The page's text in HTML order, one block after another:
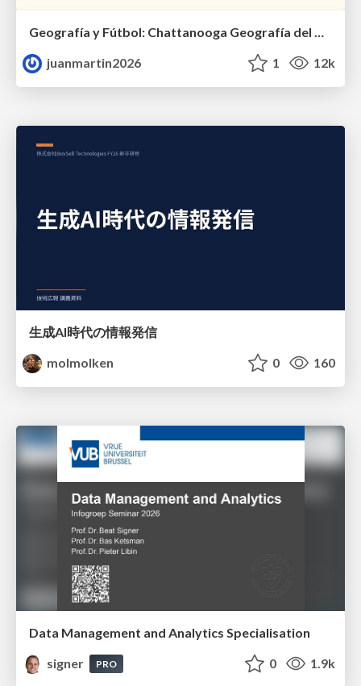
Geografía y Fútbol: Chattanooga Geografía del Búnker de La Roja.
juanmartin2026
1 12k
生成AI時代の情報発信
molmolken
0 160
Data Management and Analytics Specialisation
signer
PRO 0 1.9k